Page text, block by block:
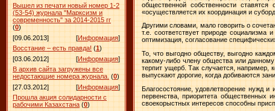
Вышел из печати новый номер 1-2
(53-54) журнала "Марксизм и
современность" за 2014-2015 гг
(0)
[09.06.2013]
[Информация]
Восстание – есть правда! (1)
[03.06.2012]
[Информация]
В архив сайта загружены все
недостающие номера журнала. (0)
[27.03.2012]
[Информация]
Прошла акция солидарности с
рабочими Казахстана (0)
общественной собственности
«осуществляется их координация и
Другими словами, мало говорить о
т.е. соответствует природе социализма
оптимизация, согласование
То, что выгодно обществу, выгодно
какому-либо члену общества или
терпит ущерб. Так случается, например,
выпускают дорогие, когда добиваются
Благосостояние, удовлетворение нужд
первенства, приоритета общественных
своекорыстных интересов способны